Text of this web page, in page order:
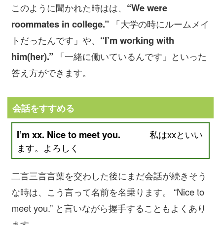
このように聞かれた時はは、 “We were
roommates in college.” 「大学の時にルームメイ
トだったんです」や、 “I’m working with
him(her).” 「一緒に働いているんです」といった
答え方ができます。
会話をすすめる
I’m xx. Nice to meet you. 私はxxといい
ます。よろしく
二言三言言葉を交わした後にまだ会話が続きそう
な時は、こう言って名前を名乗ります。 “Nice to
meet you.” と言いながら握手することもよくあり